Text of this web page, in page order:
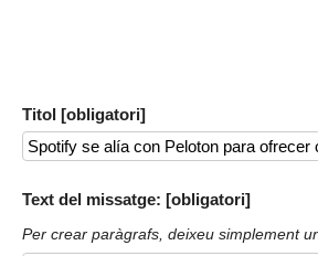
Titol [obligatori]
Text del missatge: [obligatori]
Per crear paràgrafs, deixeu simplement